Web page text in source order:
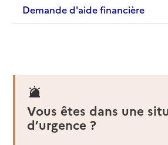
Demande d'aide financière
Vous êtes dans une
d’urgence ?